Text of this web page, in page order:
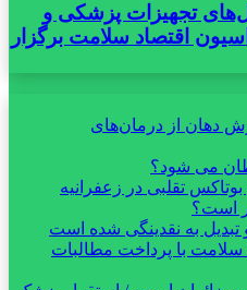
تجهیزات پزشکی و
اقتصاد سلامت برگزار